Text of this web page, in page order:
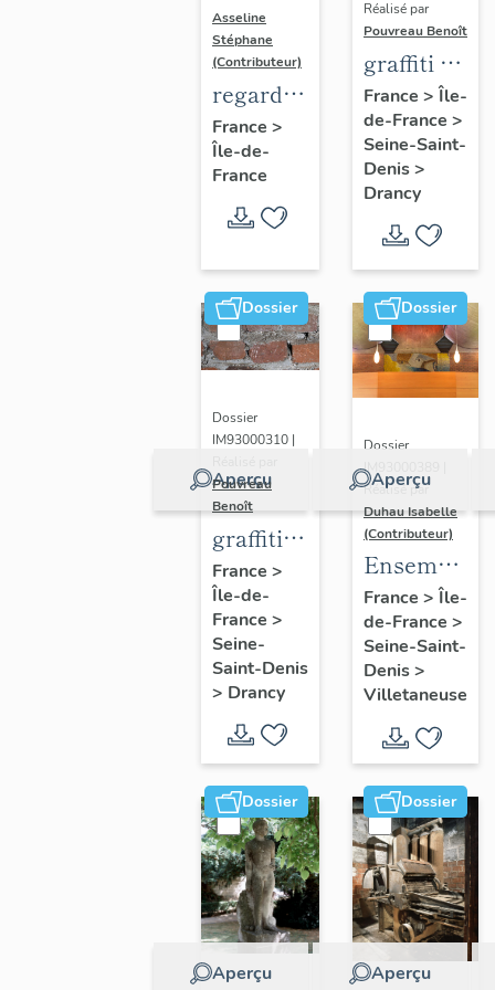
Asseline
Stéphane
(Contributeur)
regard
photographique
sur les
paysages
de la
de
France.
France >
Île-de-
France
Réalisé par
Pouvreau Benoît
graffiti de
chambrée
sur
revers de
façade
France > Île-
de-France >
Seine-Saint-
Denis>
Drancy
Dossier
Aperçu
Dossier
IM93000310 |
Pouvreau
Benoît
graffiti
sur murs
et
charpentes
des
"caves-
prisons
France >
Île-de-
France >
Seine-
Saint-Denis
> Drancy
Dossier
Aperçu
Dossier
IM93000389 |
Réalisé par
Duhau Isabelle
(Contributeur)
Ensemble
de deux
décors
France > Île-
de-France >
Seine-Saint-
Denis>
Villetaneuse
Dossier
Aperçu
Dossier
Aperçu